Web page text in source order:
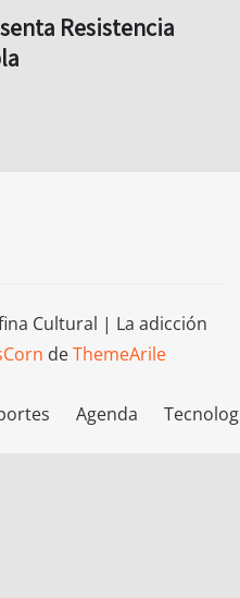
Resistencia
Cultural | La adicción
deThemeArile
Agenda